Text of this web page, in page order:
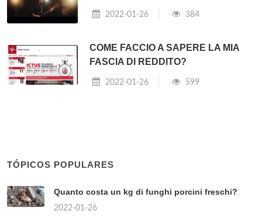
2022-01-26 384
COME FACCIO A SAPERE LA MIA
FASCIA DI REDDITO?
2022-01-26 599
TÓPICOS POPULARES
Quanto costa un kg di funghi porcini freschi?
2022-01-26